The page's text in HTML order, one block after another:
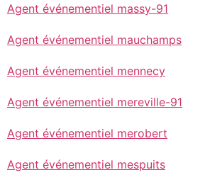
Agent événementiel massy-91
Agent événementiel mauchamps
Agent événementiel mennecy
Agent événementiel mereville-91
Agent événementiel merobert
Agent événementiel mespuits